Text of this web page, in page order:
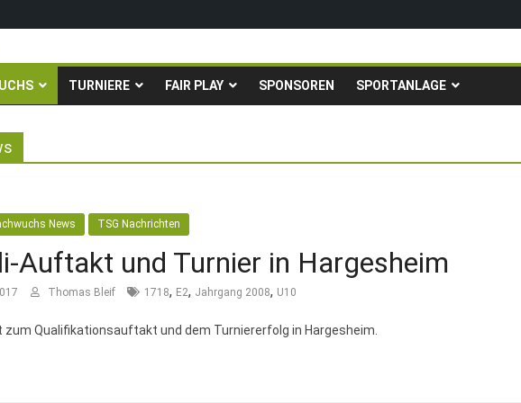
in die Gruppenliga auf*
der TSG Kastel
für Hobbymannschaften
TURNIERE FAIR PLAY SPONSOREN SPORTANLAGE
News TSG Nachrichten
Auftakt und Turnier in Hargesheim
Thomas Bleif 1718, E2, Jahrgang 2008, U10
Qualifikationsauftakt und dem Turniererfolg in Hargesheim.